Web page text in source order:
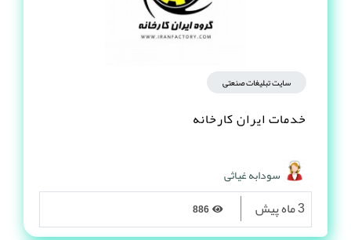
سایت تبلیغات صنعتی
خدمات ایران کارخانه
سودابه غیاثی
3 ماه پیش